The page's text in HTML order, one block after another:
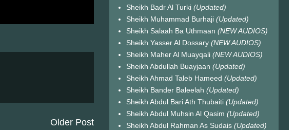
Older Post
Sheikh Badr Al Turki (Updated)
Sheikh Muhammad Burhaji (Updated)
Sheikh Salaah Ba Uthmaan (NEW AUDIOS)
Sheikh Yasser Al Dossary (NEW AUDIOS)
Sheikh Maher Al Muayqali (NEW AUDIOS)
Sheikh Abdullah Buayjaan (Updated)
Sheikh Ahmad Taleb Hameed (Updated)
Sheikh Bander Baleelah (Updated)
Sheikh Abdul Bari Ath Thubaiti (Updated)
Sheikh Abdul Muhsin Al Qasim (Updated)
Sheikh Abdul Rahman As Sudais (Updated)